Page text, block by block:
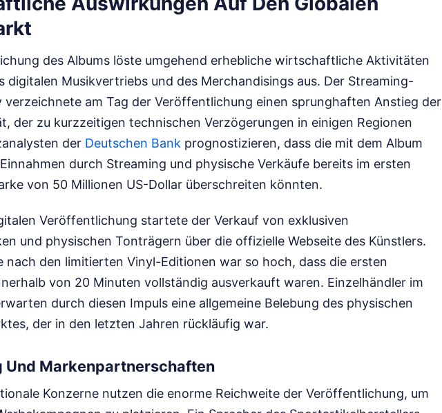
des Albums löste umgehend erhebliche wirtschaftliche Aktivitäten
digitalen Musikvertriebs und des Merchandisings aus. Der Streaming-
verzeichnete am Tag der Veröffentlichung einen sprunghaften Anstieg der
der zu kurzzeitigen technischen Verzögerungen in einigen Regionen
der Deutschen Bank prognostizieren, dass die mit dem Album
durch Streaming und physische Verkäufe bereits im ersten
von 50 Millionen US-Dollar überschreiten könnten.
Veröffentlichung startete der Verkauf von exklusiven
und physischen Tonträgern über die offizielle Webseite des Künstlers.
nach den limitierten Vinyl-Editionen war so hoch, dass die ersten
von 20 Minuten vollständig ausverkauft waren. Einzelhändler im
durch diesen Impuls eine allgemeine Belebung des physischen
der in den letzten Jahren rückläufig war.
Und Markenpartnerschaften
Konzerne nutzen die enorme Reichweite der Veröffentlichung, um